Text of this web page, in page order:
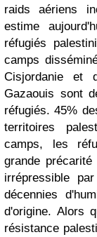
raids aériens
estime
réfugiés
camps
Cisjordanie et
Gazaouis sont
réfugiés. 45%
territoires
camps, les
grande
irrépressible
décennies
d'origine. Alors
résistance